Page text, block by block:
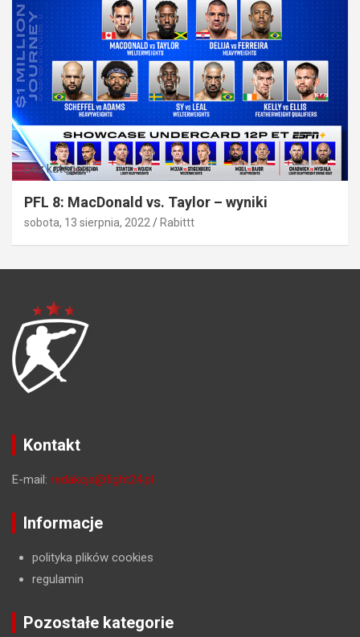
Bez kategorii
PFL 8: MacDonald vs. Taylor – wyniki
sobota, 13 sierpnia, 2022 Rabittt
Kontakt
E-mail: redakcja@fight24.pl
Informacje
polityka plików cookies
regulamin
Pozostałe kategorie